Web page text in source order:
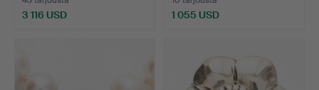
3 116 USD 1 055 USD